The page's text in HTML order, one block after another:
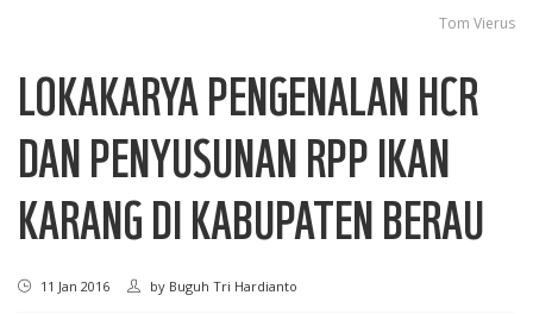
Tom Vierus
LOKAKARYA PENGENALAN HCR
DAN PENYUSUNAN RPP IKAN
KARANG DI KABUPATEN BERAU
11 Jan 2016 by Buguh Tri Hardianto